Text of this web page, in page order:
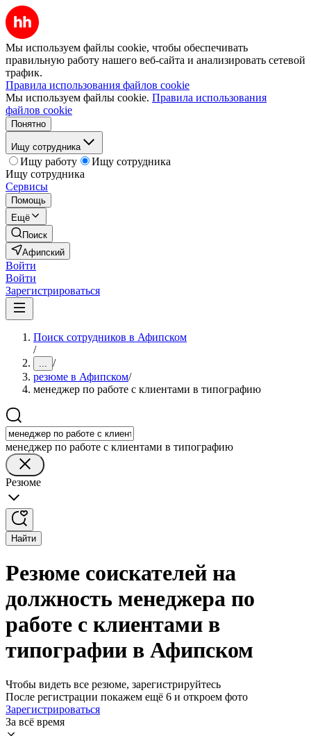
Мы используем файлы cookie, чтобы обеспечивать
правильную работу нашего веб-сайта и анализировать сетевой
трафик.
Правила использования файлов cookie
Мы используем файлы cookie. Правила использования
файлов cookie
Понятно
Ищу сотрудника
Ищу работу
Ищу сотрудника
Ищу сотрудника
Сервисы
Помощь
Ещё
Поиск
Афипский
Войти
Войти
Зарегистрироваться
Поиск сотрудников в Афипском
/
... /
резюме в Афипском/
менеджер по работе с клиентами в типографию
менеджер по работе с клиентами в типографию
Резюме
Найти
Резюме соискателей на
должность менеджера по
работе с клиентами в
типографии в Афипском
Чтобы видеть все резюме, зарегистрируйтесь
После регистрации покажем ещё 6 и откроем фото
Зарегистрироваться
За всё время